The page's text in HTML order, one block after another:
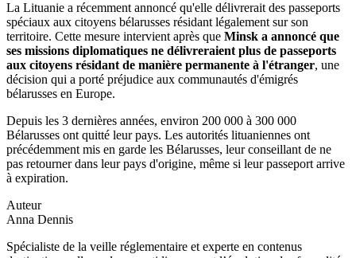
La Lituanie a récemment annoncé qu'elle délivrerait des passeports
spéciaux aux citoyens bélarusses résidant légalement sur son
territoire. Cette mesure intervient après que Minsk a annoncé que
ses missions diplomatiques ne délivreraient plus de passeports
aux citoyens résidant de manière permanente à l'étranger, une
décision qui a porté préjudice aux communautés d'émigrés
bélarusses en Europe.
Depuis les 3 dernières années, environ 200 000 à 300 000
Bélarusses ont quitté leur pays. Les autorités lituaniennes ont
précédemment mis en garde les Bélarusses, leur conseillant de ne
pas retourner dans leur pays d'origine, même si leur passeport arrive
à expiration.
Auteur
Anna Dennis
Spécialiste de la veille réglementaire et experte en contenus